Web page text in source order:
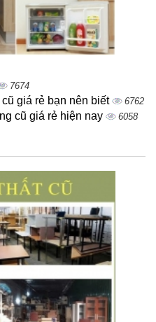
7674
giá rẻ bạn nên biết 6762
cũ giá rẻ hiện nay 6058